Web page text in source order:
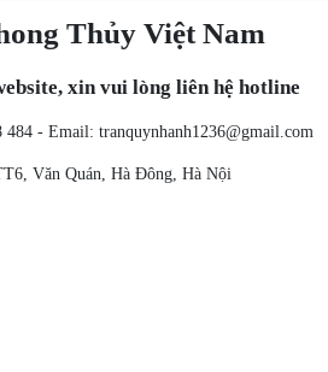
Thủy Việt Nam
xin vui lòng liên hệ hotline
484 - Email: tranquynhanh1236@gmail.com
Văn Quán, Hà Đông, Hà Nội